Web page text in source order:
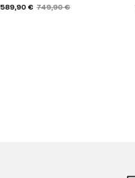
589,90 € 749,90 €